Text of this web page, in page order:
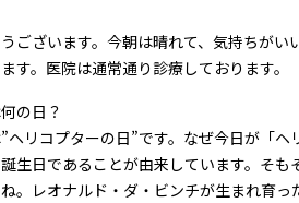
ございます。今朝は晴れて、気持ちが
す。医院は通常通り診療しております。
の日？
ヘリコプターの日”です。なぜ今日が「
生日であることが由来しています。そ
。レオナルド・ダ・ビンチが生まれ育